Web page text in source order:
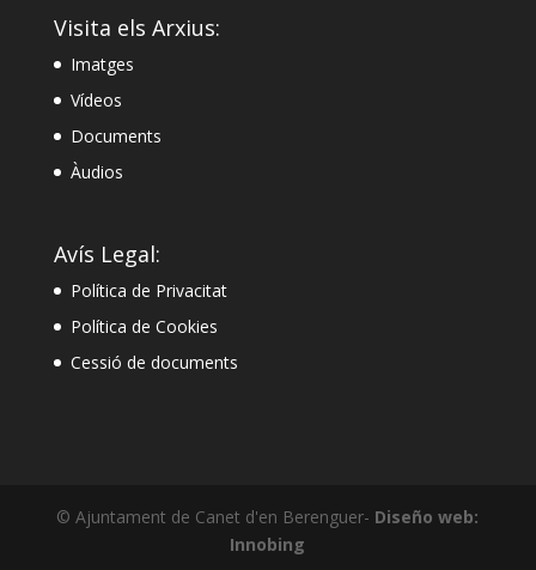
Visita els Arxius:
Imatges
Vídeos
Documents
Àudios
Avís Legal:
Política de Privacitat
Política de Cookies
Cessió de documents
© Ajuntament de Canet d'en Berenguer- Diseño web:
Innobing